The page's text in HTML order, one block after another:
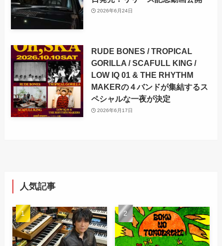
2026年6月24日
RUDE BONES / TROPICAL
GORILLA / SCAFULL KING /
LOW IQ 01 & THE RHYTHM
MAKERの４バンドが集結するス
ペシャルな一夜が決定
2026年6月17日
人気記事